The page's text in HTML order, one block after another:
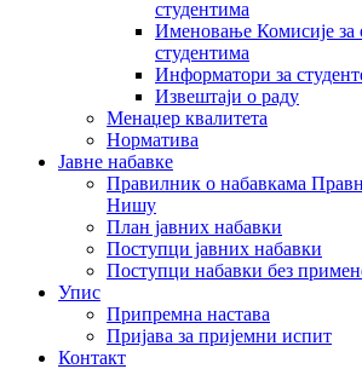
студентима
Именовање Комисије за
студентима
Информатори за
Извештаји о раду
Менаџер квалитета
Норматива
Јавне набавке
Правилник о набавкама
Нишу
План јавних набавки
Поступци јавних набавки
Поступци набавки без
Упис
Припремна настава
Пријава за пријемни испит
Контакт